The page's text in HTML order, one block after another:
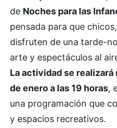
de Noches para las
pensada para que
disfruten de una tarde-
arte y espectáculos al
La actividad se realizará
de enero a las 19 horas,
una programación que
y espacios recreativos.